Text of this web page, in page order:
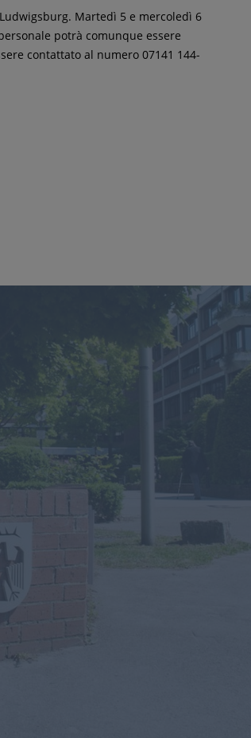
Martedì 5 e mercoledì 6
potrà comunque essere
contattato al numero 07141 144-